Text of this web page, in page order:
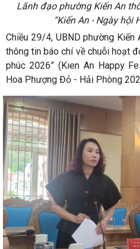
Lãnh đạo phường Kiến An
“Kiến An - Ngày hội
Chiều 29/4, UBND phường
thông tin báo chí về chuỗi hoạt
phúc 2026” (Kien An Happy
Hoa Phượng Đỏ - Hải Phòng